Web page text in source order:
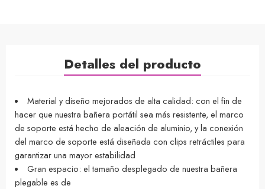
Detalles del producto
Material y diseño mejorados de alta calidad: con el fin de
hacer que nuestra bañera portátil sea más resistente, el marco
de soporte está hecho de aleación de aluminio, y la conexión
del marco de soporte está diseñada con clips retráctiles para
garantizar una mayor estabilidad
Gran espacio: el tamaño desplegado de nuestra bañera
plegable es de